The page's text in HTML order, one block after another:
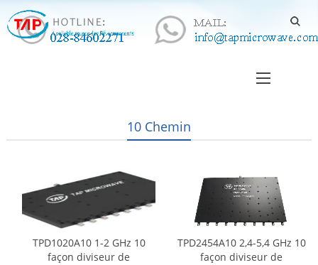
10 Chemin
TPD1020A10 1-2 GHz 10
façon diviseur de
TPD2454A10 2,4-5,4 GHz 10
façon diviseur de